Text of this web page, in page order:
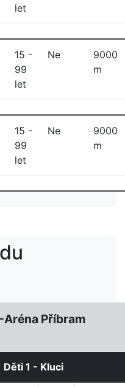
let
15 -
99
let
Ne
9000
m
15 -
99
let
Ne
9000
m
Příbram
Děti 1 - Kluci